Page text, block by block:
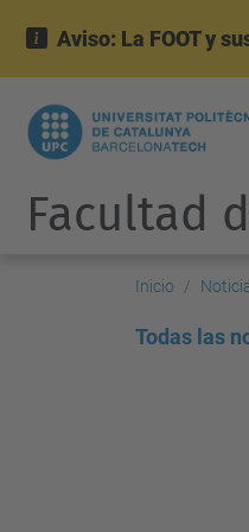
Aviso: La FOOT y
Facultad
Inicio
Todas las